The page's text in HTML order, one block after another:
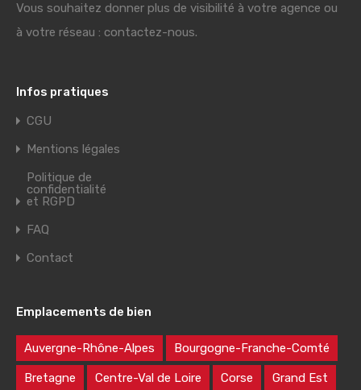
Vous souhaitez donner plus de visibilité à votre agence ou
à votre réseau : contactez-nous.
Infos pratiques
CGU
Mentions légales
Politique de
confidentialité
et RGPD
FAQ
Contact
Emplacements de bien
Auvergne-Rhône-Alpes Bourgogne-Franche-Comté
Bretagne Centre-Val de Loire Corse Grand Est